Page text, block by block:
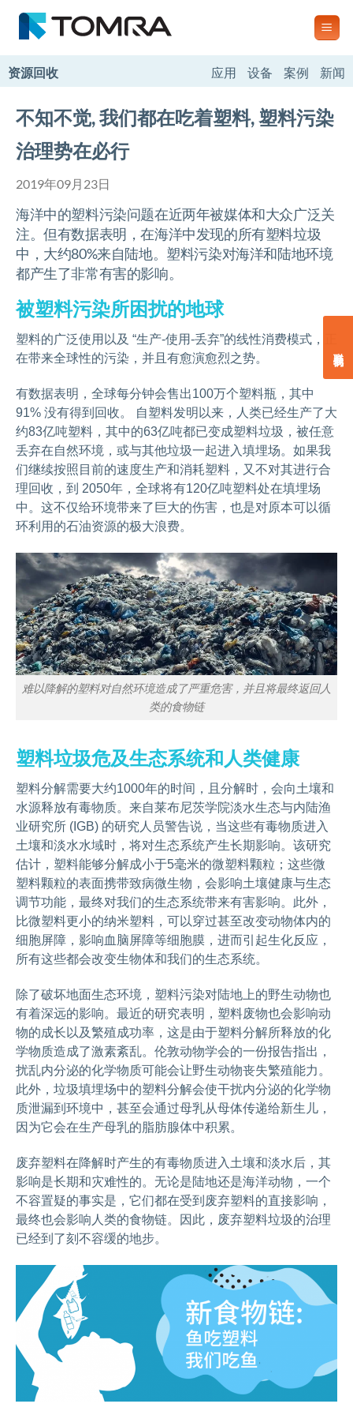
容资源回收 应用 设备 案例 新闻
不知不觉, 我们都在吃着塑料, 塑料污染
治理势在必行
2019年09月23日
海洋中的塑料污染问题在近两年被媒体和大众广泛关
注。但有数据表明，在海洋中发现的所有塑料垃圾
中，大约80%来自陆地。塑料污染对海洋和陆地环境
都产生了非常有害的影响。
被塑料污染所困扰的地球
塑料的广泛使用以及 “生产-使用-丢弃”的线性消费模式，正
在带来全球性的污染，并且有愈演愈烈之势。
有数据表明，全球每分钟会售出100万个塑料瓶，其中
91% 没有得到回收。 自塑料发明以来，人类已经生产了大
约83亿吨塑料，其中的63亿吨都已变成塑料垃圾，被任意
丢弃在自然环境，或与其他垃圾一起进入填埋场。如果我
们继续按照目前的速度生产和消耗塑料，又不对其进行合
理回收，到 2050年，全球将有120亿吨塑料处在填埋场
中。这不仅给环境带来了巨大的伤害，也是对原本可以循
环利用的石油资源的极大浪费。
难以降解的塑料对自然环境造成了严重危害，并且将最终返回人
类的食物链
塑料垃圾危及生态系统和人类健康
塑料分解需要大约1000年的时间，且分解时，会向土壤和
水源释放有毒物质。来自莱布尼茨学院淡水生态与内陆渔
业研究所 (IGB) 的研究人员警告说，当这些有毒物质进入
土壤和淡水水域时，将对生态系统产生长期影响。该研究
估计，塑料能够分解成小于5毫米的微塑料颗粒；这些微
塑料颗粒的表面携带致病微生物，会影响土壤健康与生态
调节功能，最终对我们的生态系统带来有害影响。此外，
比微塑料更小的纳米塑料，可以穿过甚至改变动物体内的
细胞屏障，影响血脑屏障等细胞膜，进而引起生化反应，
所有这些都会改变生物体和我们的生态系统。
除了破坏地面生态环境，塑料污染对陆地上的野生动物也
有着深远的影响。最近的研究表明，塑料废物也会影响动
物的成长以及繁殖成功率，这是由于塑料分解所释放的化
学物质造成了激素紊乱。伦敦动物学会的一份报告指出，
扰乱内分泌的化学物质可能会让野生动物丧失繁殖能力。
此外，垃圾填埋场中的塑料分解会使干扰内分泌的化学物
质泄漏到环境中，甚至会通过母乳从母体传递给新生儿，
因为它会在生产母乳的脂肪腺体中积累。
废弃塑料在降解时产生的有毒物质进入土壤和淡水后，其
影响是长期和灾难性的。无论是陆地还是海洋动物，一个
不容置疑的事实是，它们都在受到废弃塑料的直接影响 ，
最终也会影响人类的食物链。因此，废弃塑料垃圾的治理
已经到了刻不容缓的地步。